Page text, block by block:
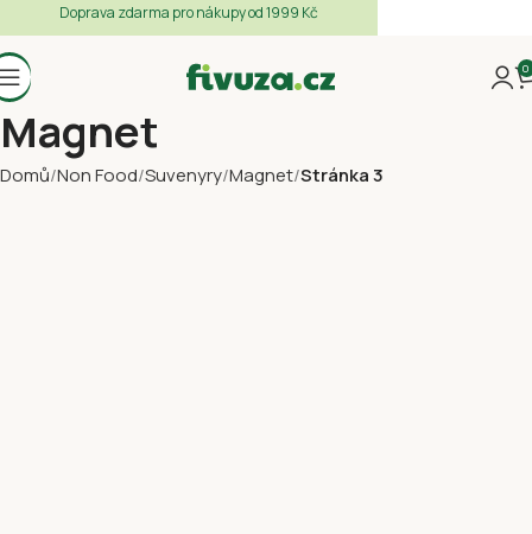
0
Magnet
Domů Non Food Suvenyry Magnet Stránka 4
Doprava zdarma pro nákupy od 1999 Kč